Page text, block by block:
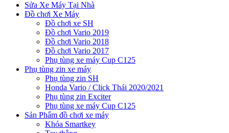
Sửa Xe Máy Tại Nhà
Đồ chơi Xe Máy
Đồ chơi xe SH
Đồ chơi Vario 2019
Đồ chơi Vario 2018
Đồ chơi Vario 2017
Phụ tùng xe máy Cup C125
Phụ tùng zin xe máy
Phụ tùng zin SH
Honda Vario / Click Thái 2020/2021
Phụ tùng zin Exciter
Phụ tùng xe máy Cup C125
Sản Phẩm đồ chơi xe máy
Khóa Smartkey